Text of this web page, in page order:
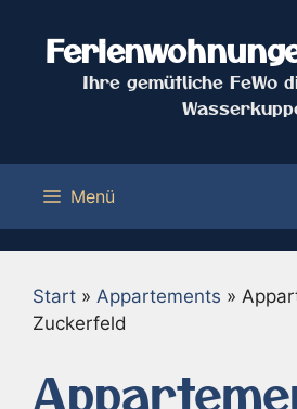
springen
Ihre gemütliche FeWo
Menü
Start » Appartements »
Zuckerfeld